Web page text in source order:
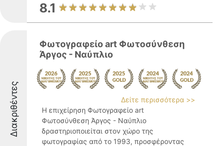
8.1
Διακριθέντες
Φωτογραφείο art Φωτοσύνθεση
Άργος - Ναύπλιο
Δείτε περισσότερα >>
Η επιχείρηση Φωτογραφείο art
Φωτοσύνθεση Άργος - Ναύπλιο
δραστηριοποιείται στον χώρο της
φωτογραφίας από το 1993, προσφέροντας